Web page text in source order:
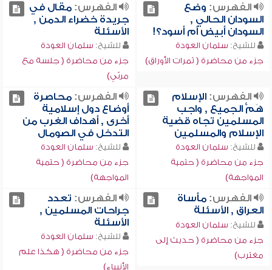
الفهرس: وضع
السودان الحالي ,
السودان أبيض أم أسود؟!
للشيخ: سلمان العودة
جزء من محاضرة ( ثمرات الأوراق)
الفهرس:مقال في
جريدة خضراء الدمن ,
الأسئلة
للشيخ: سلمان العودة
جزء من محاضرة ( جلسة مع
مربّي)
الفهرس:الإسلام
هَمُّ الجميع , واجب
المسلمين تجاه قضية
الإسلام والمسلمين
للشيخ: سلمان العودة
جزء من محاضرة ( حتمية
المواجهة)
الفهرس:محاصرة
أوضاع دول إسلامية
أخرى , أهداف الغرب من
التدخل في الصومال
للشيخ: سلمان العودة
جزء من محاضرة ( حتمية
المواجهة)
الفهرس:مأساة
العراق , الأسئلة
للشيخ: سلمان العودة
جزء من محاضرة ( حديث إلى
مغترب)
الفهرس: تعدد
جراحات المسلمين ,
الأسئلة
للشيخ: سلمان العودة
جزء من محاضرة ( هكذا علم
الأنبياء)